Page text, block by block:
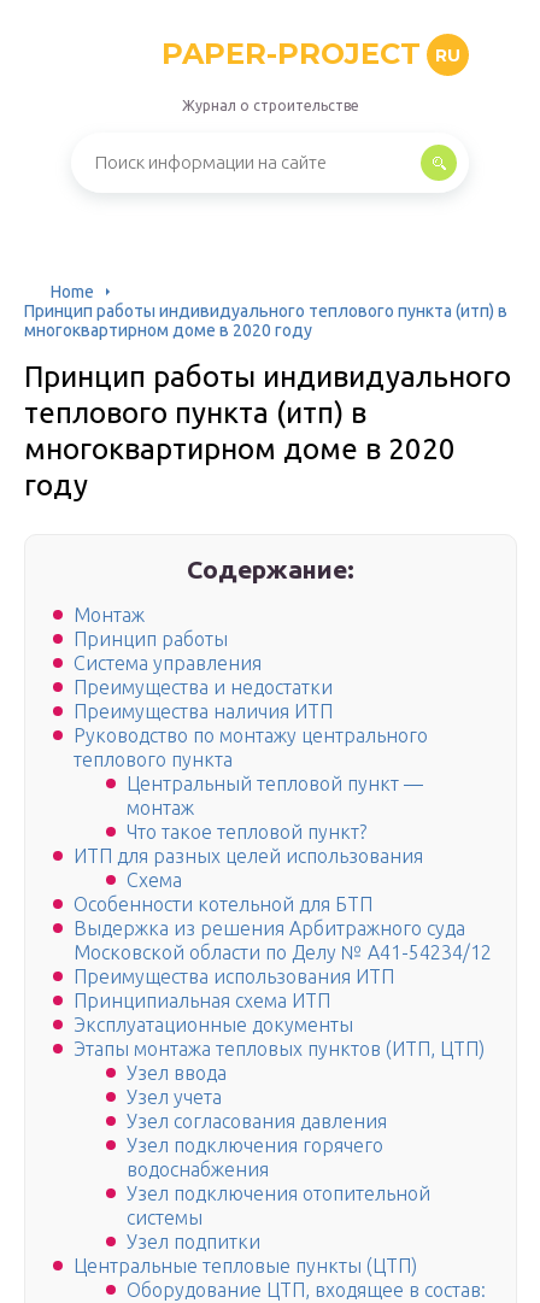
PAPER-PROJECT RU
Журнал о строительстве
Home
Принцип работы индивидуального теплового пункта (итп) в
многоквартирном доме в 2020 году
Принцип работы индивидуального
теплового пункта (итп) в
многоквартирном доме в 2020
году
Содержание:
Монтаж
Принцип работы
Система управления
Преимущества и недостатки
Преимущества наличия ИТП
Руководство по монтажу центрального
теплового пункта
Центральный тепловой пункт —
монтаж
Что такое тепловой пункт?
ИТП для разных целей использования
Схема
Особенности котельной для БТП
Выдержка из решения Арбитражного суда
Московской области по Делу № А41-54234/12
Преимущества использования ИТП
Принципиальная схема ИТП
Эксплуатационные документы
Этапы монтажа тепловых пунктов (ИТП, ЦТП)
Узел ввода
Узел учета
Узел согласования давления
Узел подключения горячего
водоснабжения
Узел подключения отопительной
системы
Узел подпитки
Центральные тепловые пункты (ЦТП)
Оборудование ЦТП, входящее в состав: